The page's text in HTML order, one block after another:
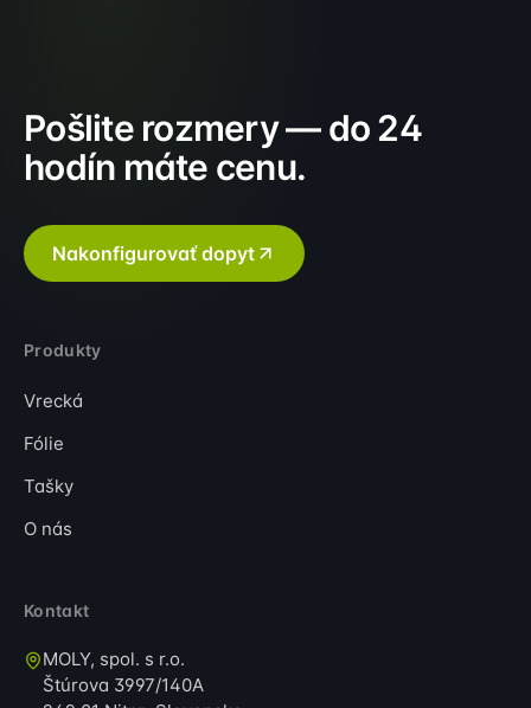
Pošlite rozmery — do 24
hodín máte cenu.
Nakonfigurovať dopyt
Produkty
Vrecká
Fólie
Tašky
O nás
Kontakt
MOLY, spol. s r.o.
Štúrova 3997/140A